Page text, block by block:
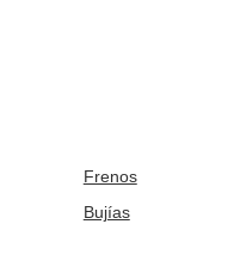
Frenos
Bujías